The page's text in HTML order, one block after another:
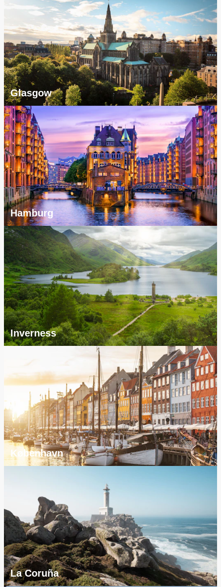
Glasgow
Hamburg
Inverness
København
La Coruña